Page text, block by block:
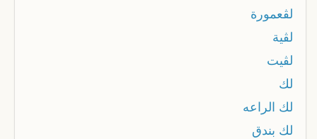
لڨعمورة
لڨية
لڨيت
لك
لك الراعه
لك بندق